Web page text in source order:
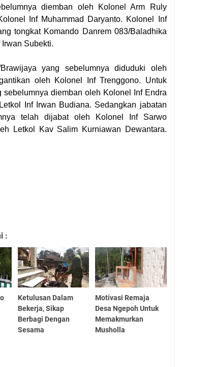
diemban oleh Kolonel Arm Ruly
Inf Muhammad Daryanto. Kolonel Inf
tongkat Komando Danrem 083/Baladhika
Subekti.
yang sebelumnya diduduki oleh
oleh Kolonel Inf Trenggono. Untuk
diemban oleh Kolonel Inf Endra
Inf Irwan Budiana. Sedangkan jabatan
telah dijabat oleh Kolonel Inf Sarwo
Letkol Kav Salim Kurniawan Dewantara.
:
Ketulusan Dalam
Bekerja, Sikap
Berbagi Dengan
Sesama
Motivasi Remaja
Desa Ngepoh Untuk
Memakmurkan
Musholla